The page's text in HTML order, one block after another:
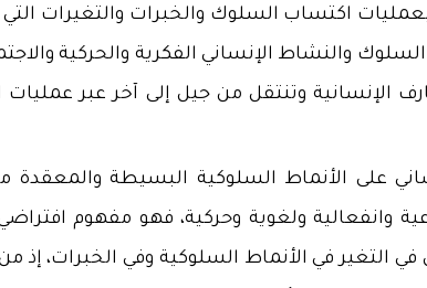
اكتساب السلوك والخبرات والتغيرات التي
والنشاط الإنساني الفكرية والحركية
الإنسانية وتنتقل من جيل إلى آخر عبر عمليات
على الأنماط السلوكية البسيطة
وانفعالية ولغوية وحركية، فهو مفهوم
في التغير في الأنماط السلوكية وفي الخبرات،